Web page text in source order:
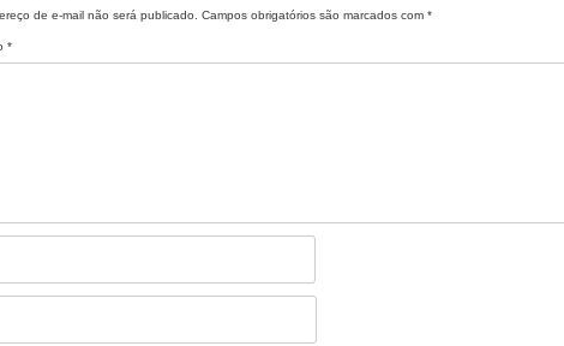
de e-mail não será publicado. Campos obrigatórios são marcados com *
*